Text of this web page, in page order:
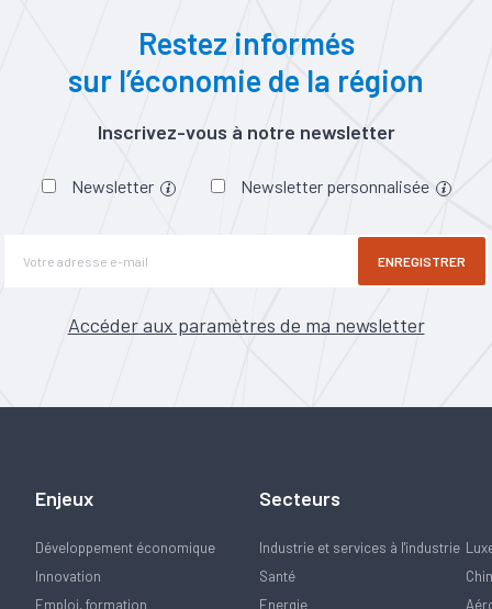
Restez informés
sur l’économie de la région
Inscrivez-vous à notre newsletter
Newsletter Newsletter personnalisée
ENREGISTRER
Accéder aux paramètres de ma newsletter
Enjeux
Développement économique
Innovation
Emploi, formation
Secteurs
Industrie et services à l'industrie
Santé
Energie